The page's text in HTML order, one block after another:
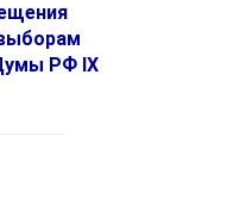
РФ IX